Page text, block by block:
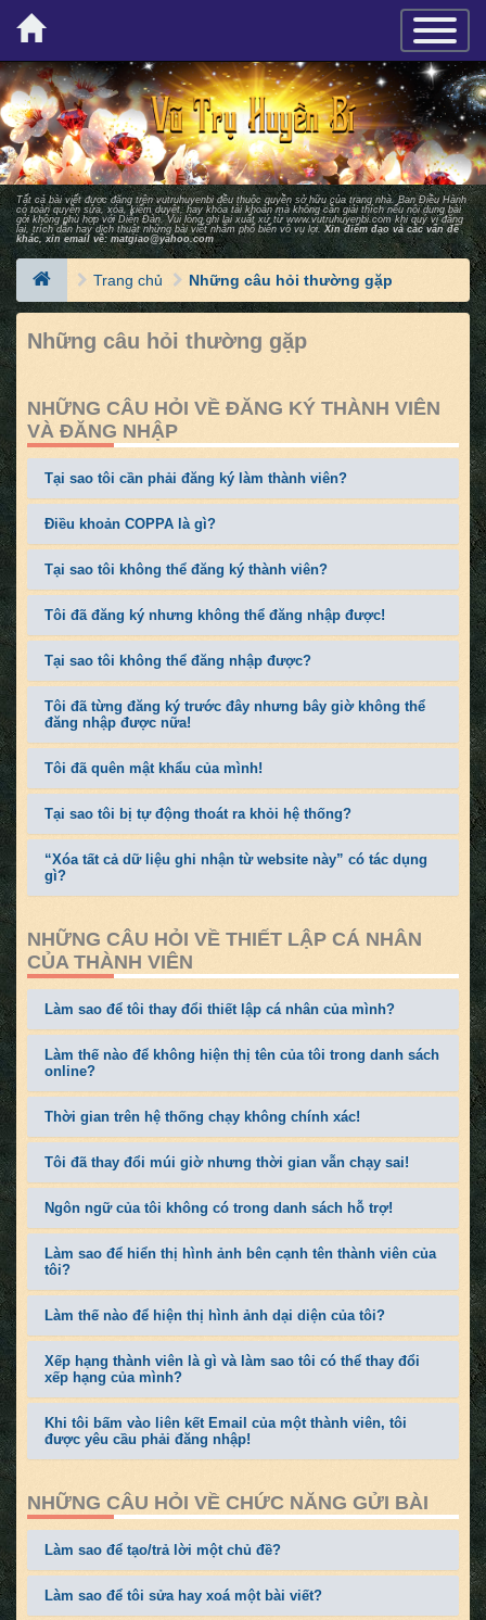
×
Tất cả bài viết được đăng trên vutruhuyenbi đều thuộc quyền sở hữu của trang nhà. Ban Ðiều Hành
có toàn quyền sửa, xóa, kiểm duyệt, hay khóa tài khoản mà không cần giải thích nếu nội dung bài
gởi không phù hợp với Diễn Ðàn. Vui lòng ghi lại xuất xứ từwww.vutruhuyenbi.comkhi quý vị đăng
lại, trích dẫn hay dịch thuật những bài viết nhằm phổ biến vô vụ lợi. Xin điểm đạo và các vấn đề
khác, xin email về: matgiao@yahoo.com
Trang chủ Những câu hỏi thường gặp
Những câu hỏi thường gặp
NHỮNG CÂU HỎI VỀ ĐĂNG KÝ THÀNH VIÊN
VÀ ĐĂNG NHẬP
Tại sao tôi cần phải đăng ký làm thành viên?
Điều khoản COPPA là gì?
Tại sao tôi không thể đăng ký thành viên?
Tôi đã đăng ký nhưng không thể đăng nhập được!
Tại sao tôi không thể đăng nhập được?
Tôi đã từng đăng ký trước đây nhưng bây giờ không thể
đăng nhập được nữa!
Tôi đã quên mật khẩu của mình!
Tại sao tôi bị tự động thoát ra khỏi hệ thống?
“Xóa tất cả dữ liệu ghi nhận từ website này” có tác dụng
gì?
NHỮNG CÂU HỎI VỀ THIẾT LẬP CÁ NHÂN
CỦA THÀNH VIÊN
Làm sao để tôi thay đổi thiết lập cá nhân của mình?
Làm thế nào để không hiện thị tên của tôi trong danh sách
online?
Thời gian trên hệ thống chạy không chính xác!
Tôi đã thay đổi múi giờ nhưng thời gian vẫn chạy sai!
Ngôn ngữ của tôi không có trong danh sách hỗ trợ!
Làm sao để hiển thị hình ảnh bên cạnh tên thành viên của
tôi?
Làm thế nào để hiện thị hình ảnh dại diện của tôi?
Xếp hạng thành viên là gì và làm sao tôi có thể thay đổi
xếp hạng của mình?
Khi tôi bấm vào liên kết Email của một thành viên, tôi
được yêu cầu phải đăng nhập!
NHỮNG CÂU HỎI VỀ CHỨC NĂNG GỬI BÀI
Làm sao để tạo/trả lời một chủ đề?
Làm sao để tôi sửa hay xoá một bài viết?